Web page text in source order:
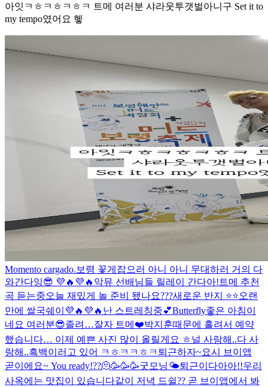
아잇ㅋㅎㅋㅎㅋㅎㅋ 트메 여러분 샤라웃투갯벌아니구 Set it to
my tempo였어요 헿
Momento cargado. 보령 꽃게잡으러 아니 아니 무대하러 거의 다
와간다잉😎 💜🔥💜🔥 악뮤 선배님들 릴레이 간다아! 트메 추천
곡 듣는중오늘 재밌게 놀 준비 됐나요???새로운 반지 ⭐️⭐️오랜
만에 쌀국쉐이💜🔥💜🔥 난 스트레칭중💕Butterfly좋은 아침이
네요 여러분😎졸려…잘자 트메❤️박지훈때문에 홀려서 예약
했습니다… 이제 예쁜 사진 많이 올릴게요 ㅎ 널 사랑해..다 사
랑해..흑백이러고 있어 ㅋㅎㅋㅋㅎㅋ 퇴근하자~요시 브이앱
곧이에요~ You ready!??🫠🥳🥳🥳굿모닝🌤퇴근이다아아!!우리
사옥에는 맛집이 있습니다같이 저녁 드쉴?? 곧 브이앱에서 봐